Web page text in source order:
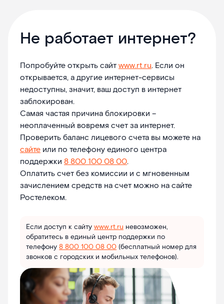
Не работает интернет?
Попробуйте открыть сайтwww.rt.ru. Если он
открывается, а другие интернет-сервисы
недоступны, значит, ваш доступ в интернет
заблокирован.
Самая частая причина блокировки –
неоплаченный вовремя счет за интернет.
Проверить баланс лицевого счета вы можете на
сайте или по телефону единого центра
поддержки 8 800 100 08 00.
Оплатить счет без комиссии и с мгновенным
зачислением средств на счет можно на сайте
Ростелеком.
Если доступ к сайту www.rt.ru невозможен,
обратитесь в единый центр поддержки по
телефону 8 800 100 08 00 (бесплатный номер для
звонков с городских и мобильных телефонов).